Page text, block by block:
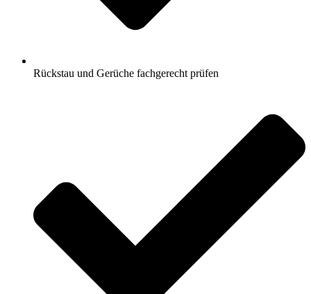
Rückstau und Gerüche fachgerecht prüfen